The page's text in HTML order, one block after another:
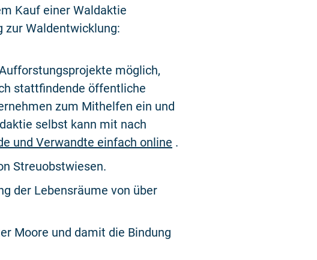
Kauf einer Waldaktie
Waldentwicklung:
möglich,
stattfindende öffentliche
zum Mithelfen ein und
selbst kann mit nach
und Verwandte einfach online .
Streuobstwiesen.
der Lebensräume von über
Moore und damit die Bindung